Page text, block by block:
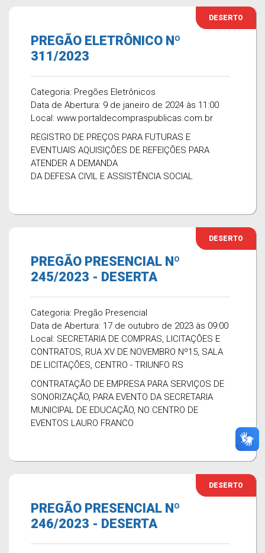
DESERTO
PREGÃO ELETRÔNICO Nº
311/2023
Categoria: Pregões Eletrônicos
Data de Abertura: 9 de janeiro de 2024 às 11:00
Local: www.portaldecompraspublicas.com.br
REGISTRO DE PREÇOS PARA FUTURAS E
EVENTUAIS AQUISIÇÕES DE REFEIÇÕES PARA
ATENDER A DEMANDA
DA DEFESA CIVIL E ASSISTÊNCIA SOCIAL
DESERTO
PREGÃO PRESENCIAL Nº
245/2023 - DESERTA
Categoria: Pregão Presencial
Data de Abertura: 17 de outubro de 2023 às 09:00
Local: SECRETARIA DE COMPRAS, LICITAÇÕES E
CONTRATOS, RUA XV DE NOVEMBRO Nº15, SALA
DE LICITAÇÕES, CENTRO - TRIUNFO RS
CONTRATAÇÃO DE EMPRESA PARA SERVIÇOS DE
SONORIZAÇÃO, PARA EVENTO DA SECRETARIA
MUNICIPAL DE EDUCAÇÃO, NO CENTRO DE
EVENTOS LAURO FRANCO
DESERTO
PREGÃO PRESENCIAL Nº
246/2023 - DESERTA